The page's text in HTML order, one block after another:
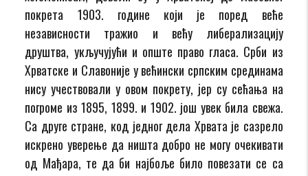
покрета 1903. године који је поред веће
независности тражио и већу либерализацију
друштва, укључујући и опште право гласа. Срби из
Хрватске и Славоније у већински српским срединама
нису учествовали у овом покрету, jeр су сећања на
погроме из 1895, 1899. и 1902. још увек била свежа.
Са друге стране, код једног дела Хрвата је сазрело
искрено уверење да ништа добро не могу очекивати
од Мађара, те да би најбоље било повезати се са